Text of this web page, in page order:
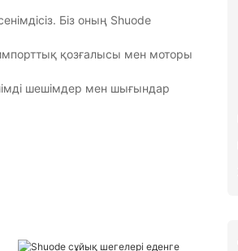
Біз оның Shuode
қозғалысы мен моторы
шешімдер мен шығындар